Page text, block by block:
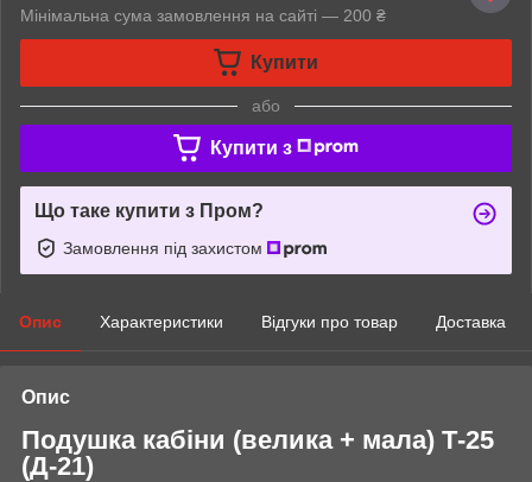
Мінімальна сума замовлення на сайті — 200 ₴
Купити
або
Купити з
Що таке купити з Пром?
Замовлення під захистом
Опис Характеристики Відгуки про товар Доставка
Опис
Подушка кабіни (велика + мала) Т-25
(Д-21)